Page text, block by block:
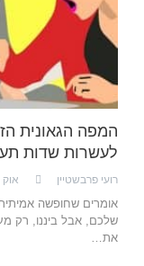
לעשרות שדות
רועי פרבשטיין אוק 8, 2016
אומרים שחופשה
שלכם, אבל ביננו, רק
את…